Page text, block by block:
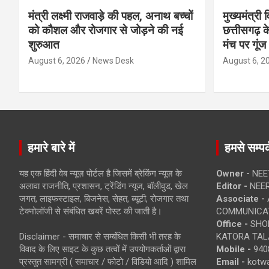
मंत्री लक्ष्मी राजवाड़े की पहल, अनाथ बच्चों
को कौशल और रोजगार से जोड़ने की नई
शुरुआत
August 6, 2026 News Desk
मुख्यमंत्री
छत्तीसगढ़
मंच पर गूंज
August 6,
हमारे बारे में
यह एक हिंदी वेब न्यूज़ पोर्टल है जिसमें ब्रेकिंग न्यूज़ के
अलावा राजनीति, प्रशासन, ट्रेंडिंग न्यूज, बॉलीवुड, खेल
जगत, लाइफस्टाइल, बिजनेस, सेहत, ब्यूटी, रोजगार तथा
टेक्नोलॉजी से संबंधित खबरें पोस्ट की जाती है।
Disclaimer - समाचार से सम्बंधित किसी भी तरह के
विवाद के लिए साइट के कुछ तत्वों में उपयोगकर्ताओं द्वारा
प्रस्तुत सामग्री ( समाचार / फोटो / विडियो आदि ) शामिल
हमसे
Owner -
Editor -
Associate -
Office -
KATORA
Mobile -
Email -